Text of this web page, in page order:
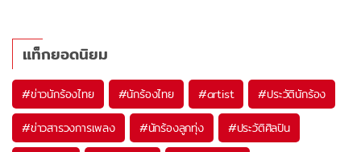
แท็กยอดนิยม
#ข่าวนักร้องไทย #นักร้องไทย #artist #ประวัตินักร้อง
#ข่าวสารวงการเพลง #นักร้องลูกทุ่ง #ประวัติศิลปิน